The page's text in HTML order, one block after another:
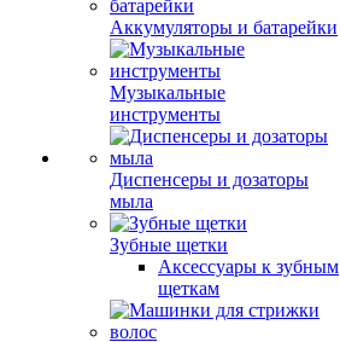
Аккумуляторы и батарейки
Музыкальные
инструменты
Диспенсеры и дозаторы
мыла
Зубные щетки
Аксессуары к зубным
щеткам